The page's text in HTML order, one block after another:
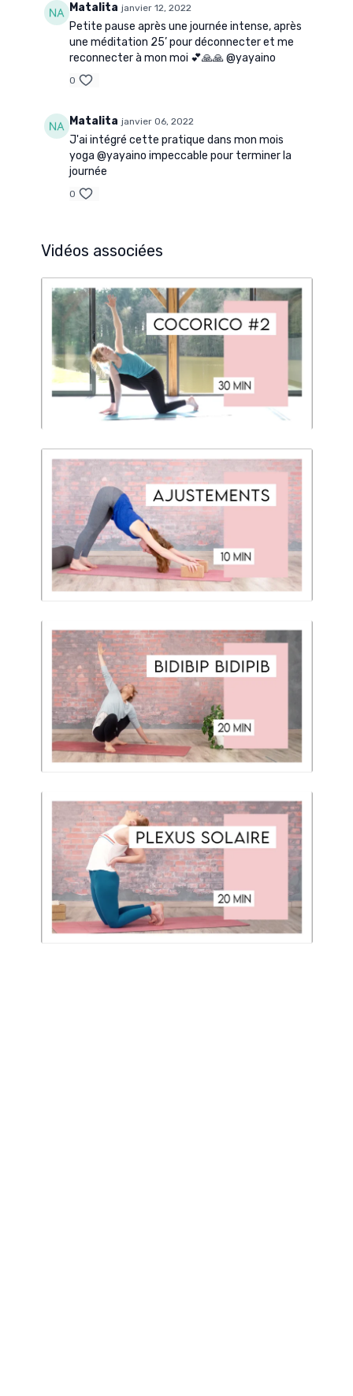
Matalita janvier 12, 2022
Petite pause après une journée intense, après
une méditation 25’ pour déconnecter et me
reconnecter à mon moi 💕🙏🙏 @yayaino
0
Matalita janvier 06, 2022
J'ai intégré cette pratique dans mon mois
yoga @yayaino impeccable pour terminer la
journée
0
Vidéos associées